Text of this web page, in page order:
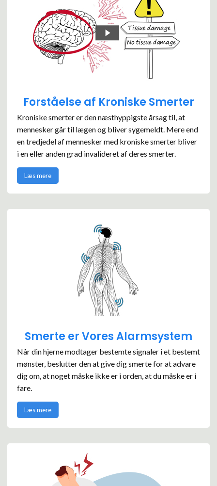
Forståelse af Kroniske Smerter
Kroniske smerter er den næsthyppigste årsag til, at
mennesker går til lægen og bliver sygemeldt. Mere end
en tredjedel af mennesker med kroniske smerter bliver
i en eller anden grad invalideret af deres smerter.
Læs mere
Smerte er Vores Alarmsystem
Når din hjerne modtager bestemte signaler i et bestemt
mønster, beslutter den at give dig smerte for at advare
dig om, at noget måske ikke er i orden, at du måske er i
fare.
Læs mere